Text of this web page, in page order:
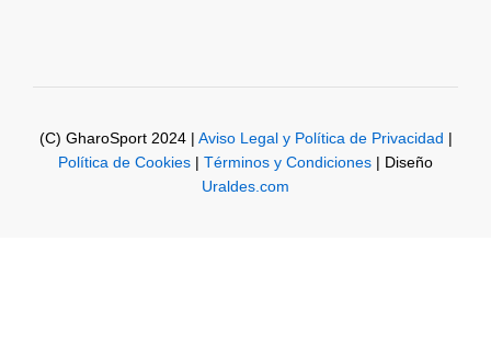
(C) GharoSport 2024 | Aviso Legal y Política de Privacidad |
Política de Cookies | Términos y Condiciones | Diseño
Uraldes.com